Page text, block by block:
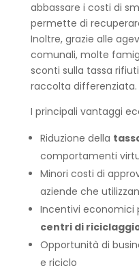
abbassare i costi di
permette di
Inoltre, grazie alle
comunali, molte
sconti sulla tassa
raccolta differenziata.
I principali vantaggi
Riduzione della
comportamenti
Minori costi di
aziende che
Incentivi economici
centri di
Opportunità di
e riciclo